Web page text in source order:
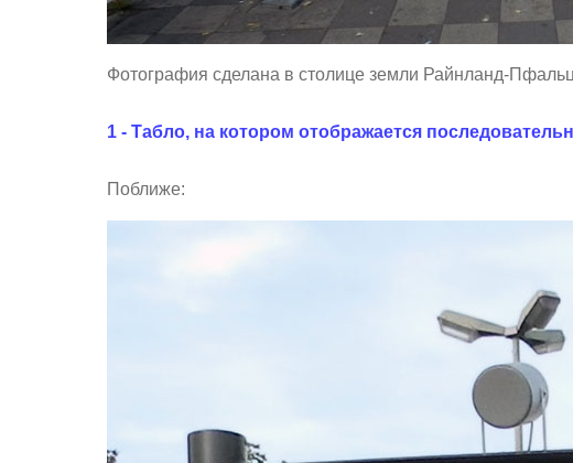
Фотография сделана в столице земли Райнланд-
1 - Табло, на котором отображается
Поближе: